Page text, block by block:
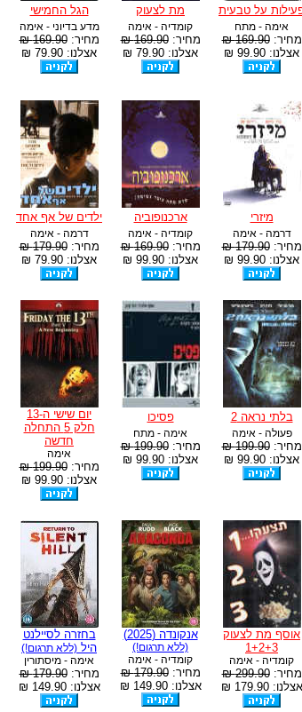
על טבעית
אימה - מתח
מחיר:169.90 ₪
אצלנו: 99.90 ₪
מת לצעוק
קומדיה - אימה
מחיר:169.90 ₪
אצלנו: 79.90 ₪
הגל החמישי
מדע בדיוני - אימה
מחיר:169.90 ₪
אצלנו: 79.90 ₪
מיזרי
דרמה - אימה
מחיר:179.90 ₪
אצלנו: 99.90 ₪
ארכנופוביה
קומדיה - אימה
מחיר:169.90 ₪
אצלנו: 99.90 ₪
ילדים של אף אחד
דרמה - אימה
מחיר:179.90 ₪
אצלנו: 79.90 ₪
בלתי נראה 2
פעולה - אימה
מחיר:199.90 ₪
אצלנו: 99.90 ₪
פסיכו
אימה - מתח
מחיר:199.90 ₪
אצלנו: 99.90 ₪
יום שישי ה-13
חלק 5 התחלה
חדשה
אימה
מחיר:199.90 ₪
אצלנו: 99.90 ₪
אוסף מת לצעוק
1+2+3
קומדיה - אימה
מחיר:299.90 ₪
אצלנו: 179.90 ₪
אנקונדה (2025)
(ללא תרגום!)
קומדיה - אימה
מחיר:179.90 ₪
אצלנו: 149.90 ₪
בחזרה לסיילנט
היל (ללא תרגום!)
אימה - מיסתורין
מחיר:179.90 ₪
אצלנו: 149.90 ₪